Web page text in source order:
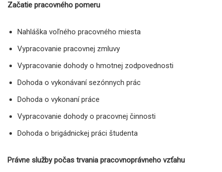
Začatie pracovného pomeru
Nahláška voľného pracovného miesta
Vypracovanie pracovnej zmluvy
Vypracovanie dohody o hmotnej zodpovednosti
Dohoda o vykonávaní sezónnych prác
Dohoda o vykonaní práce
Vypracovanie dohody o pracovnej činnosti
Dohoda o brigádnickej práci študenta
Právne služby počas trvania pracovnoprávneho vzťahu